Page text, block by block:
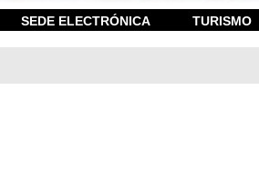
SEDE ELECTRÓNICA TURISMO